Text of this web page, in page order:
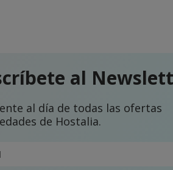
al
al día de todas las ofertas
de Hostalia.